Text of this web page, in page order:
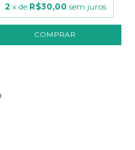
2 x de R$30,00 sem juros